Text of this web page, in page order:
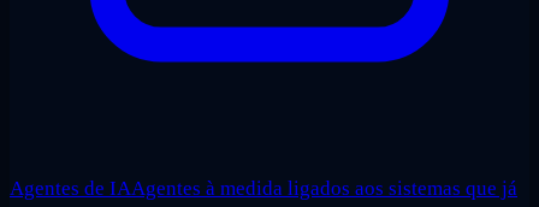
Agentes de IAAgentes à medida ligados aos sistemas que já